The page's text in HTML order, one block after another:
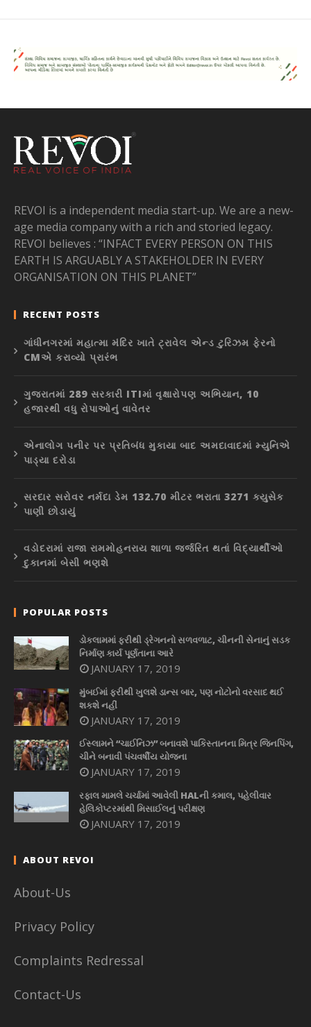
REVOI is a independent media start-up. We are a new-
age media company with a rich and storied legacy.
REVOI believes : “INFACT EVERY PERSON ON THIS
EARTH IS ARGUABLY A STAKEHOLDER IN EVERY
ORGANISATION ON THIS PLANET”
RECENT POSTS
ગાંધીનગરમાં મહાત્મા મંદિર ખાતે ટ્રાવેલ એન્ડ ટુરિઝમ ફેરનો
CMએ કરાવ્યો પ્રારંભ
ગુજરાતમાં 289 સરકારી ITIમાં વૃક્ષારોપણ અભિયાન, 10
હજારથી વધુ રોપાઓનું વાવેતર
એનાલોગ પનીર પર પ્રતિબંધ મુકાયા બાદ અમદાવાદમાં મ્યુનિએ
પાડ્યા દરોડા
સરદાર સરોવર નર્મદા ડેમ 132.70 મીટર ભરાતા 3271 ક્યુસેક
પાણી છોડાયું
વડોદરામાં રાજા રામમોહનરાય શાળા જર્જરિત થતાં વિદ્યાર્થીઓ
દુકાનમાં બેસી ભણશે
POPULAR POSTS
ડોકલામમાં ફરીથી ડ્રેગનનો સળવળાટ, ચીનની સેનાનું સડક
નિર્માણ કાર્ય પૂર્ણતાના આરે
JANUARY 17, 2019
મુંબઈમાં ફરીથી ખુલશે ડાન્સ બાર, પણ નોટોનો વરસાદ થઈ
શકશે નહીં
JANUARY 17, 2019
ઈસ્લામને “ચાઈનિઝ” બનાવશે પાકિસ્તાનના મિત્ર જિનપિંગ,
ચીને બનાવી પંચવર્ષીય યોજના
JANUARY 17, 2019
રફાલ મામલે ચર્ચામાં આવેલી HALની કમાલ, પહેલીવાર
હેલિકોપ્ટરમાંથી મિસાઈલનું પરીક્ષણ
JANUARY 17, 2019
ABOUT REVOI
About-Us
Privacy Policy
Complaints Redressal
Contact-Us